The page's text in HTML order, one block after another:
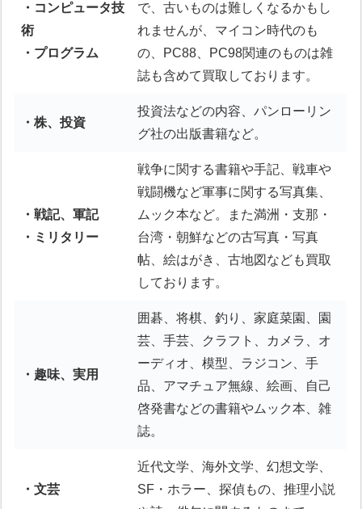
・コンピュータ技
術
・プログラム
で、古いものは難しくなるかもし
れませんが、マイコン時代のも
の、PC88、PC98関連のものは雑
誌も含めて買取しております。
・株、投資
投資法などの内容、パンローリン
グ社の出版書籍など。
・戦記、軍記
・ミリタリー
戦争に関する書籍や手記、戦車や
戦闘機など軍事に関する写真集、
ムック本など。また満洲・支那・
台湾・朝鮮などの古写真・写真
帖、絵はがき、古地図なども買取
しております。
・趣味、実用
囲碁、将棋、釣り、家庭菜園、園
芸、手芸、クラフト、カメラ、オ
ーディオ、模型、ラジコン、手
品、アマチュア無線、絵画、自己
啓発書などの書籍やムック本、雑
誌。
・文芸
近代文学、海外文学、幻想文学、
SF・ホラー、探偵もの、推理小説